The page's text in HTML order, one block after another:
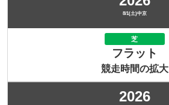
8/1(土)中京
芝
フラット
競走時間の拡大
2026